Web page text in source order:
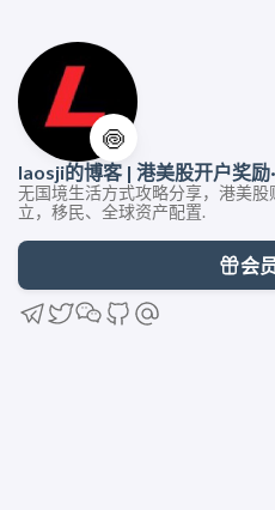
🍥
laosji的博客 | 港美股开户奖励
无国境生活方式攻略分享，港美
立，移民、全球资产配置.
会